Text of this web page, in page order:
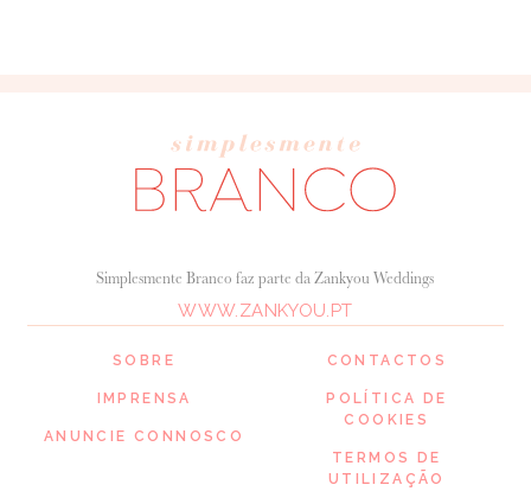
SOBRE
IMPRENSA
ANUNCIE CONNOSCO
Simplesmente Branco faz parte da Zankyou Weddings
WWW.ZANKYOU.PT
CONTACTOS
POLÍTICA DE
COOKIES
TERMOS DE
UTILIZAÇÃO